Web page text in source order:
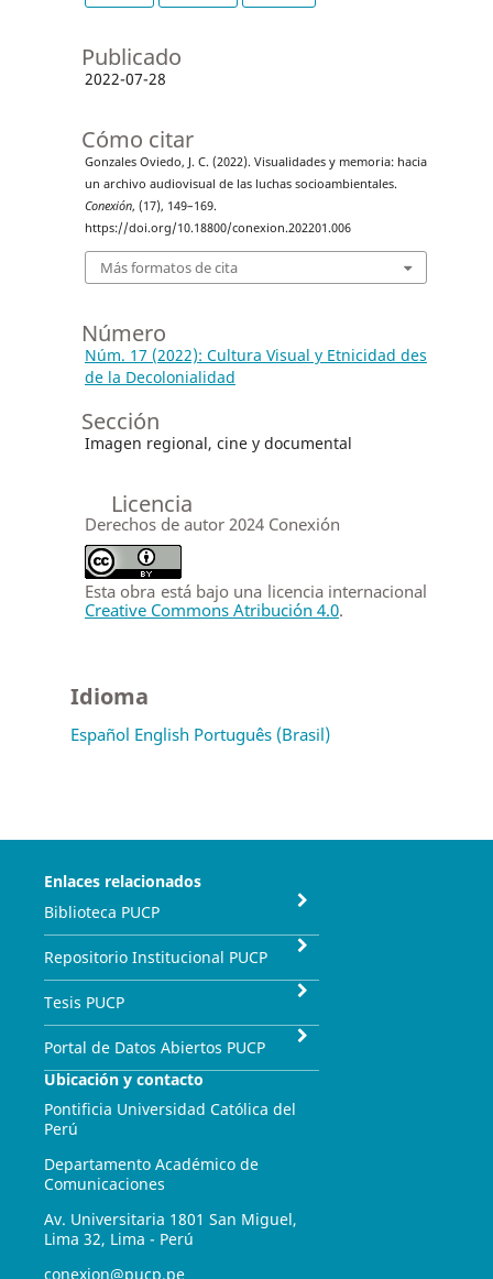
Publicado
2022-07-28
Cómo citar
Gonzales Oviedo, J. C. (2022). Visualidades y memoria: hacia
un archivo audiovisual de las luchas socioambientales.
Conexión, (17), 149–169.
https://doi.org/10.18800/conexion.202201.006
Más formatos de cita
Número
Núm. 17 (2022): Cultura Visual y Etnicidad des
de la Decolonialidad
Sección
Imagen regional, cine y documental
Licencia
Derechos de autor 2024 Conexión
Esta obra está bajo una licencia internacional
Creative Commons Atribución 4.0.
Idioma
Español English Português (Brasil)
Enlaces relacionados
Biblioteca PUCP
Repositorio Institucional PUCP
Tesis PUCP
Portal de Datos Abiertos PUCP
Ubicación y contacto
Pontificia Universidad Católica del
Perú
Departamento Académico de
Comunicaciones
Av. Universitaria 1801 San Miguel,
Lima 32, Lima - Perú
conexion@pucp.pe